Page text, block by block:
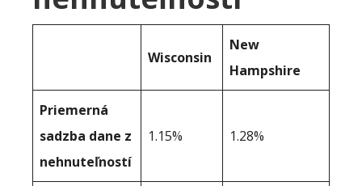
Wisconsin
New
Hampshire
Priemerná
sadzba dane z
nehnuteľností
1.15% 1.28%